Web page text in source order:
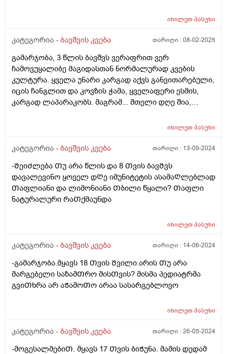
იხილეთპასუხი
კატეგორია - ბავშვის კვება თარიღი :08-02-2025
გამარჯობა, 3 წლის ბავშვს ვერაფრით ვერ
ჩამოვუყალიბე მაგიდასთან ნორმალურად კვების
კულტურა. ყველა უნარი კარგად აქვს განვითარებული,
იცის ჩანგლით და კოვზის ჭამა, ყველაფერი ესმის,
კარგად ლაპარაკობს. მაგრამ... მთელი დღე შია,
გავაგებინე ის, თუ რა უნდა ჭამოს, რომ დანაყრდეს და
განმავლობაში ჭამს ლუკმა-ლუკმა, პურს ნამცეც-
და საკვებისთვის მიყოლება ვერ ვასწავლე. უმეტესად
არც არაფერს აყოლებს პურს და არც დამანაყრებელ
საჭმელს ჭამს, მოშივდება, მივა სალათის ფოთლებს
ჭამს, მერე კიდევ მოშივდება, ახლა ბულგარულ
მირჩიეთ რამე, ან მითხარით ეს ნორმაა? დატანჯული
სამზარეულოდან ვერ გამოვდივარ მთელი დღე.
იხილეთპასუხი
კატეგორია - ბავშვის კვება თარიღი : 13-09-2024
-ᲨეიᲫლება Თუ არა წლის და 8 Თვის ბავᲨვს
დავალევინო ყოველ დᲦე იმუნიტეტის ასამაᲦლებლად
Თაფლიანი და ლიმონიანი Თბილი წყალი? Თაფლი
ნატურალური რაᲗქმაუნდა
იხილეთპასუხი
კატეგორია - ბავშვის კვება თარიღი : 14-06-2024
-გამარჯობა.მყავს 18 Თვის Შვილი.არის Თუ არა
მარგებელი საზამᲗრო მისᲗვის? მისმა პედიატრმა
გვიᲗხრა არ აᲭამოᲗო არაა სასარგებლოვო
იხილეთპასუხი
კატეგორია - ბავშვის კვება თარიღი :26-05-2024
-მოგესალმებიᲗ. მყავს 17 Თვის ბიᲭუნა. მამის დედამ